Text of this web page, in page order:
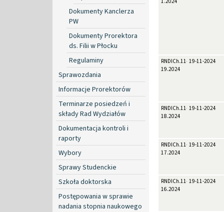
Dokumenty Kanclerza
PW
Dokumenty Prorektora
ds. Filii w Płocku
Regulaminy
Sprawozdania
Informacje Prorektorów
Terminarze posiedzeń i
składy Rad Wydziałów
Dokumentacja kontroli i
raporty
Wybory
Sprawy Studenckie
Szkoła doktorska
Postępowania w sprawie
nadania stopnia naukowego
RNDICh.11-
19.2024
19-11-2024
RNDICh.11-
18.2024
19-11-2024
RNDICh.11-
17.2024
19-11-2024
RNDICh.11-
16.2024
19-11-2024